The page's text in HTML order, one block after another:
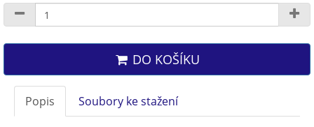
DO KOŠÍKU
Popis Soubory ke stažení